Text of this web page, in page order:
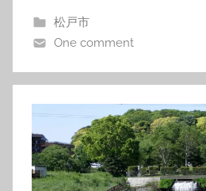
松戸市
One comment